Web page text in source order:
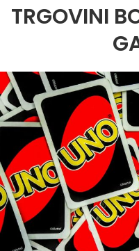
TRGOVINI